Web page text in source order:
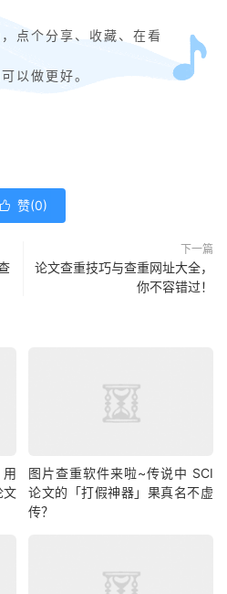
点个分享、收藏、在看
以做更好。
赞(0)
下一篇
论文查重技巧与查重网址大全，
你不容错过！
文
图片查重软件来啦~传说中 SCI
论文的「打假神器」果真名不虚
传？